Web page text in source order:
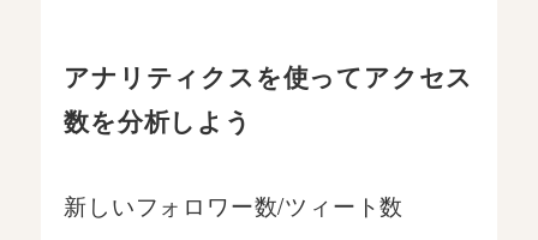
アナリティクスを使ってアクセス
数を分析しよう
新しいフォロワー数/ツィート数